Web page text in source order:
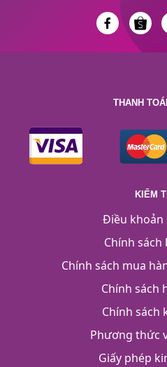
THANH
KIỂM
Điều khoản
Chính sách
Chính sách mua
Chính sách
Chính sách
Phương thức
Giấy phép